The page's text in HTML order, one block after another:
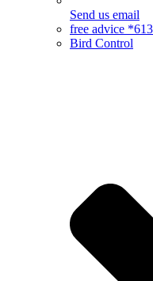
Send us email
free advice
Bird Control